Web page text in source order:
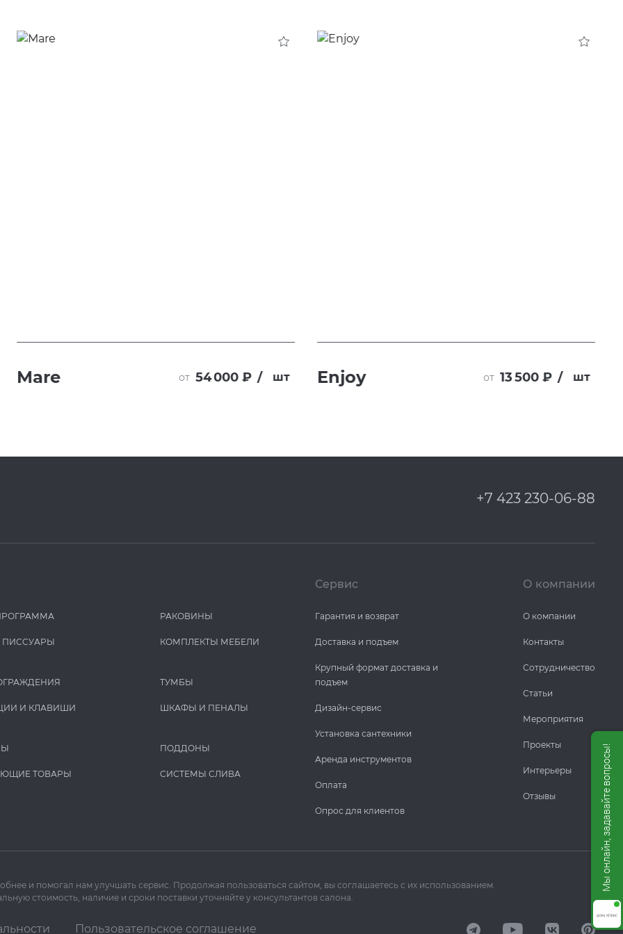
Mare от 54 000 ₽ / шт Enjoy от 13 500 ₽ / шт
+7 423 230-06-88
И КЛАВИШИ
ТОВАРЫ
РАКОВИНЫ
КОМПЛЕКТЫ МЕБЕЛИ
ТУМБЫ
ШКАФЫ И ПЕНАЛЫ
ПОДДОНЫ
СИСТЕМЫ СЛИВА
Сервис
Гарантия и возврат
Доставка и подъем
Крупный формат доставка и
подъем
Дизайн-сервис
Установка сантехники
Аренда инструментов
Оплата
Опрос для клиентов
О компании
О компании
Контакты
Сотрудничество
Статьи
Мероприятия
Проекты
Интерьеры
Отзывы
и помогал нам улучшать сервис. Продолжая пользоваться сайтом, вы соглашаетесь с их использованием.
стоимость, наличие и сроки поставки уточняйте у консультантов салона.
Пользовательское соглашение
Мы онлайн, задавайте вопросы!